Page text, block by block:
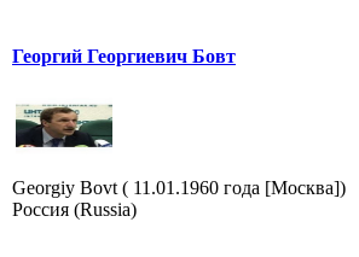
Георгий Георгиевич Бовт
Georgiy Bovt ( 11.01.1960 года [Москва])
Россия (Russia)